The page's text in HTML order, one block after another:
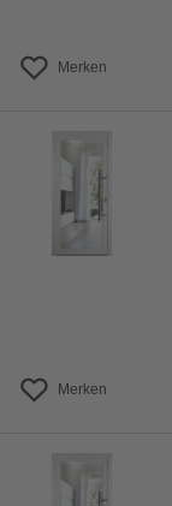
Merken
Merken